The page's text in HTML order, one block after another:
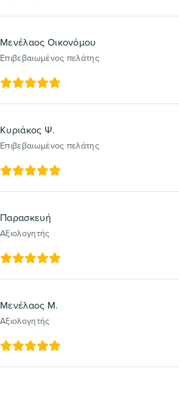
Μενέλαος Οικονόμου
Επιβεβαιωμένος πελάτης
Κυριάκος Ψ.
Επιβεβαιωμένος πελάτης
Παρασκευή
Αξιολογητής
Μενέλαος Μ.
Αξιολογητής